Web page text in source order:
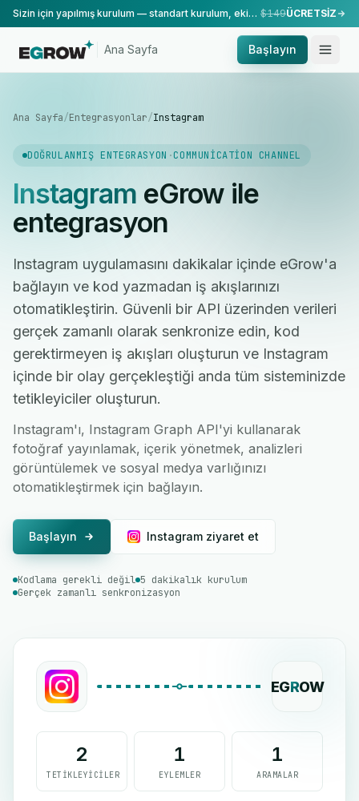
Sizin için yapılmış kurulum — standart kurulum, ekibimiz tarafından yapılır. $149ÜCRETSİZ
Ana Sayfa Başlayın
Ana Sayfa/Entegrasyonlar/Instagram
DOĞRULANMIŞ ENTEGRASYON ·COMMUNICATION CHANNEL
Instagram eGrow ile
entegrasyon
Instagram uygulamasını dakikalar içinde eGrow'a
bağlayın ve kod yazmadan iş akışlarınızı
otomatikleştirin. Güvenli bir API üzerinden verileri
gerçek zamanlı olarak senkronize edin, kod
gerektirmeyen iş akışları oluşturun ve Instagram
içinde bir olay gerçekleştiği anda tüm sisteminizde
tetikleyiciler oluşturun.
Instagram'ı, Instagram Graph API'yi kullanarak
fotoğraf yayınlamak, içerik yönetmek, analizleri
görüntülemek ve sosyal medya varlığınızı
otomatikleştirmek için bağlayın.
Başlayın Instagram ziyaret et
Kodlama gerekli değil 5 dakikalık kurulum
Gerçek zamanlı senkronizasyon
EGROW
2
TETIKLEYICILER
1
EYLEMLER
1
ARAMALAR